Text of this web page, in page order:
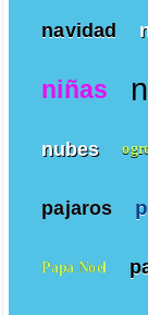
navidad
niñas
nubes
pajaros
Papa Noel